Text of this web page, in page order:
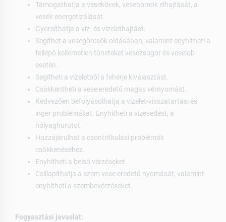
Támogathatja a vesekövek, vesehomok elhajtását, a
vesék energetizálását.
Gyorsíthatja a víz- és vizelethajtást.
Segíthet a vesegörcsök oldásában, valamint enyhítheti a
fellépő kellemetlen tüneteket vesezsugor és veselob
esetén.
Segítheti a vizeletből a fehérje kiválasztást.
Csökkentheti a vese eredetű magas vérnyomást.
Kedvezően befolyásolhatja a vizelet-visszatartási és
inger problémákat. Enyhítheti a vizesedést, a
hólyaghurutot.
Hozzájárulhat a csontritkulási problémák
csökkenéséhez.
Enyhítheti a belső vérzéseket.
Csillapíthatja a szem vese eredetű nyomását, valamint
enyhítheti a szembevérzéseket.
Fogyasztási javaslat: